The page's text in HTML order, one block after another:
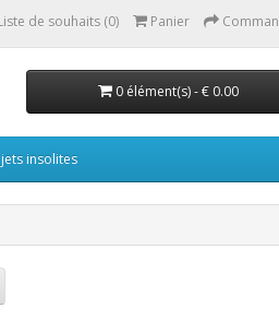
de souhaits (0) Panier
0 élément(s) - € 0.00
insolites